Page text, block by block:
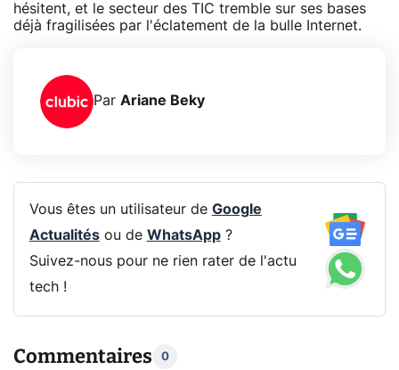
hésitent, et le secteur des TIC tremble sur ses bases
déjà fragilisées par l'éclatement de la bulle Internet.
Par Ariane Beky
Vous êtes un utilisateur de Google
Actualitésou de WhatsApp?
Suivez-nous pour ne rien rater de l'actu
tech !
Commentaires 0